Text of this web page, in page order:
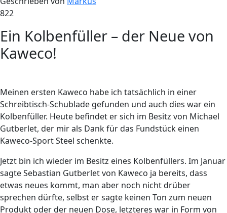
822
Ein Kolbenfüller – der Neue von
Kaweco!
Meinen ersten Kaweco habe ich tatsächlich in einer
Schreibtisch-Schublade gefunden und auch dies war ein
Kolbenfüller. Heute befindet er sich im Besitz von Michael
Gutberlet, der mir als Dank für das Fundstück einen
Kaweco-Sport Steel schenkte.
Jetzt bin ich wieder im Besitz eines Kolbenfüllers. Im Januar
sagte Sebastian Gutberlet von Kaweco ja bereits, dass
etwas neues kommt, man aber noch nicht drüber
sprechen dürfte, selbst er sagte keinen Ton zum neuen
Produkt oder der neuen Dose, letzteres war in Form von